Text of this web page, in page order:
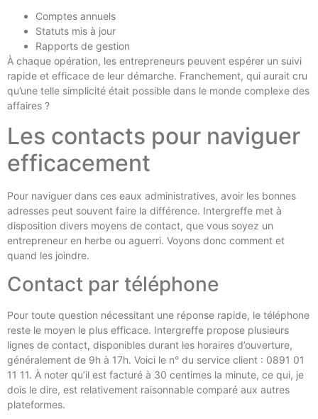
Comptes annuels
Statuts mis à jour
Rapports de gestion
À chaque opération, les entrepreneurs peuvent espérer un suivi
rapide et efficace de leur démarche. Franchement, qui aurait cru
qu’une telle simplicité était possible dans le monde complexe des
affaires ?
Les contacts pour naviguer
efficacement
Pour naviguer dans ces eaux administratives, avoir les bonnes
adresses peut souvent faire la différence. Intergreffe met à
disposition divers moyens de contact, que vous soyez un
entrepreneur en herbe ou aguerri. Voyons donc comment et
quand les joindre.
Contact par téléphone
Pour toute question nécessitant une réponse rapide, le téléphone
reste le moyen le plus efficace. Intergreffe propose plusieurs
lignes de contact, disponibles durant les horaires d’ouverture,
généralement de 9h à 17h. Voici le n° du service client : 0891 01
11 11. À noter qu’il est facturé à 30 centimes la minute, ce qui, je
dois le dire, est relativement raisonnable comparé aux autres
plateformes.